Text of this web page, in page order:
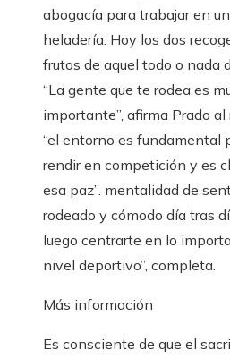
abogacía para trabajar en
heladería. Hoy los dos
frutos de aquel todo o nada
“La gente que te rodea es
importante”, afirma Prado al
“el entorno es fundamental
rendir en competición y es
esa paz”. mentalidad de
rodeado y cómodo día tras
luego centrarte en lo
nivel deportivo”, completa.
Más información
Es consciente de que el